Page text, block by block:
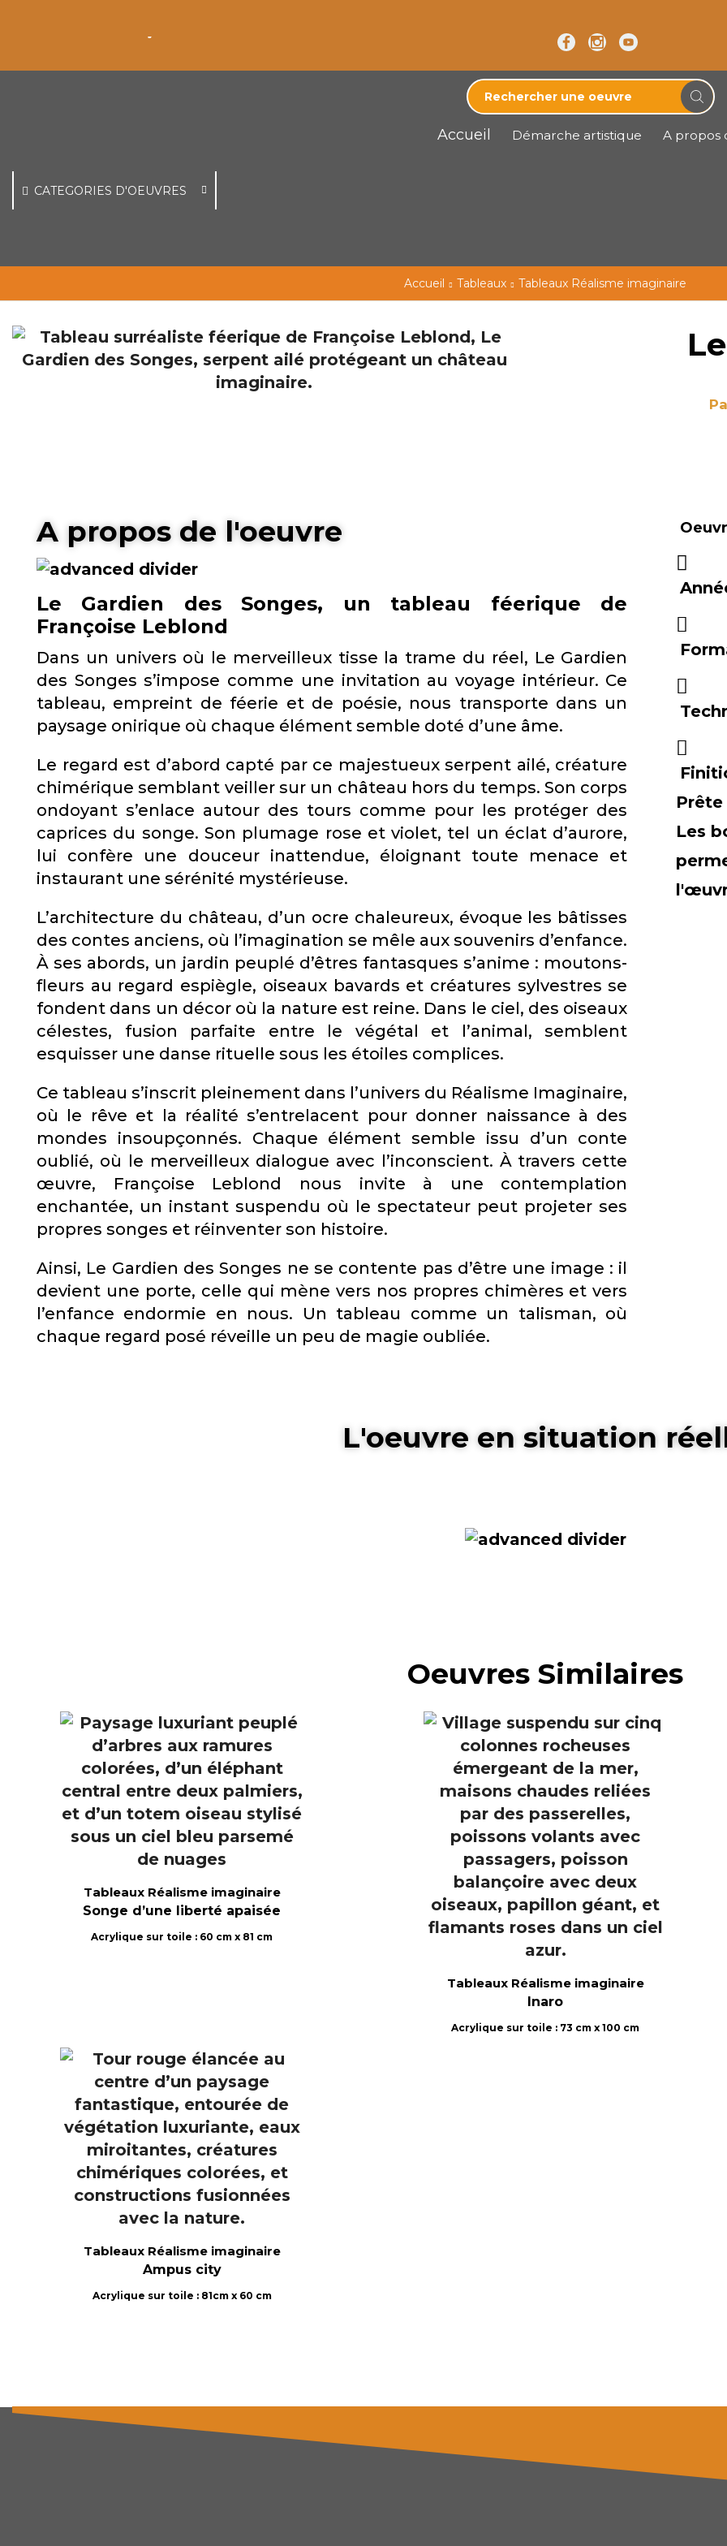
CATEGORIES D'OEUVRES
Accueil Démarche artistique A propos
Accueil Tableaux Tableaux Réalisme imaginaire
A propos de l'oeuvre
Le Gardien des Songes, un tableau féerique de
Françoise Leblond
Dans un univers où le merveilleux tisse la trame du réel, Le Gardien
des Songes s’impose comme une invitation au voyage intérieur. Ce
tableau, empreint de féerie et de poésie, nous transporte dans un
paysage onirique où chaque élément semble doté d’une âme.
Le regard est d’abord capté par ce majestueux serpent ailé, créature
chimérique semblant veiller sur un château hors du temps. Son corps
ondoyant s’enlace autour des tours comme pour les protéger des
caprices du songe. Son plumage rose et violet, tel un éclat d’aurore,
lui confère une douceur inattendue, éloignant toute menace et
instaurant une sérénité mystérieuse.
L’architecture du château, d’un ocre chaleureux, évoque les bâtisses
des contes anciens, où l’imagination se mêle aux souvenirs d’enfance.
À ses abords, un jardin peuplé d’êtres fantasques s’anime : moutons-
fleurs au regard espiègle, oiseaux bavards et créatures sylvestres se
fondent dans un décor où la nature est reine. Dans le ciel, des oiseaux
célestes, fusion parfaite entre le végétal et l’animal, semblent
esquisser une danse rituelle sous les étoiles complices.
Ce tableau s’inscrit pleinement dans l’univers du Réalisme Imaginaire,
où le rêve et la réalité s’entrelacent pour donner naissance à des
mondes insoupçonnés. Chaque élément semble issu d’un conte
oublié, où le merveilleux dialogue avec l’inconscient. À travers cette
œuvre, Françoise Leblond nous invite à une contemplation
enchantée, un instant suspendu où le spectateur peut projeter ses
propres songes et réinventer son histoire.
Ainsi, Le Gardien des Songes ne se contente pas d’être une image : il
devient une porte, celle qui mène vers nos propres chimères et vers
l’enfance endormie en nous. Un tableau comme un talisman, où
chaque regard posé réveille un peu de magie oubliée.
Les
L'oeuvre en situation
Oeuvres Similaires
Tableaux Réalisme imaginaire
Songe d’une liberté apaisée
Acrylique sur toile : 60 cm x 81 cm
Tableaux Réalisme imaginaire
Inaro
Acrylique sur toile : 73 cm x 100 cm
Tableaux Réalisme imaginaire
Ampus city
Acrylique sur toile : 81cm x 60 cm